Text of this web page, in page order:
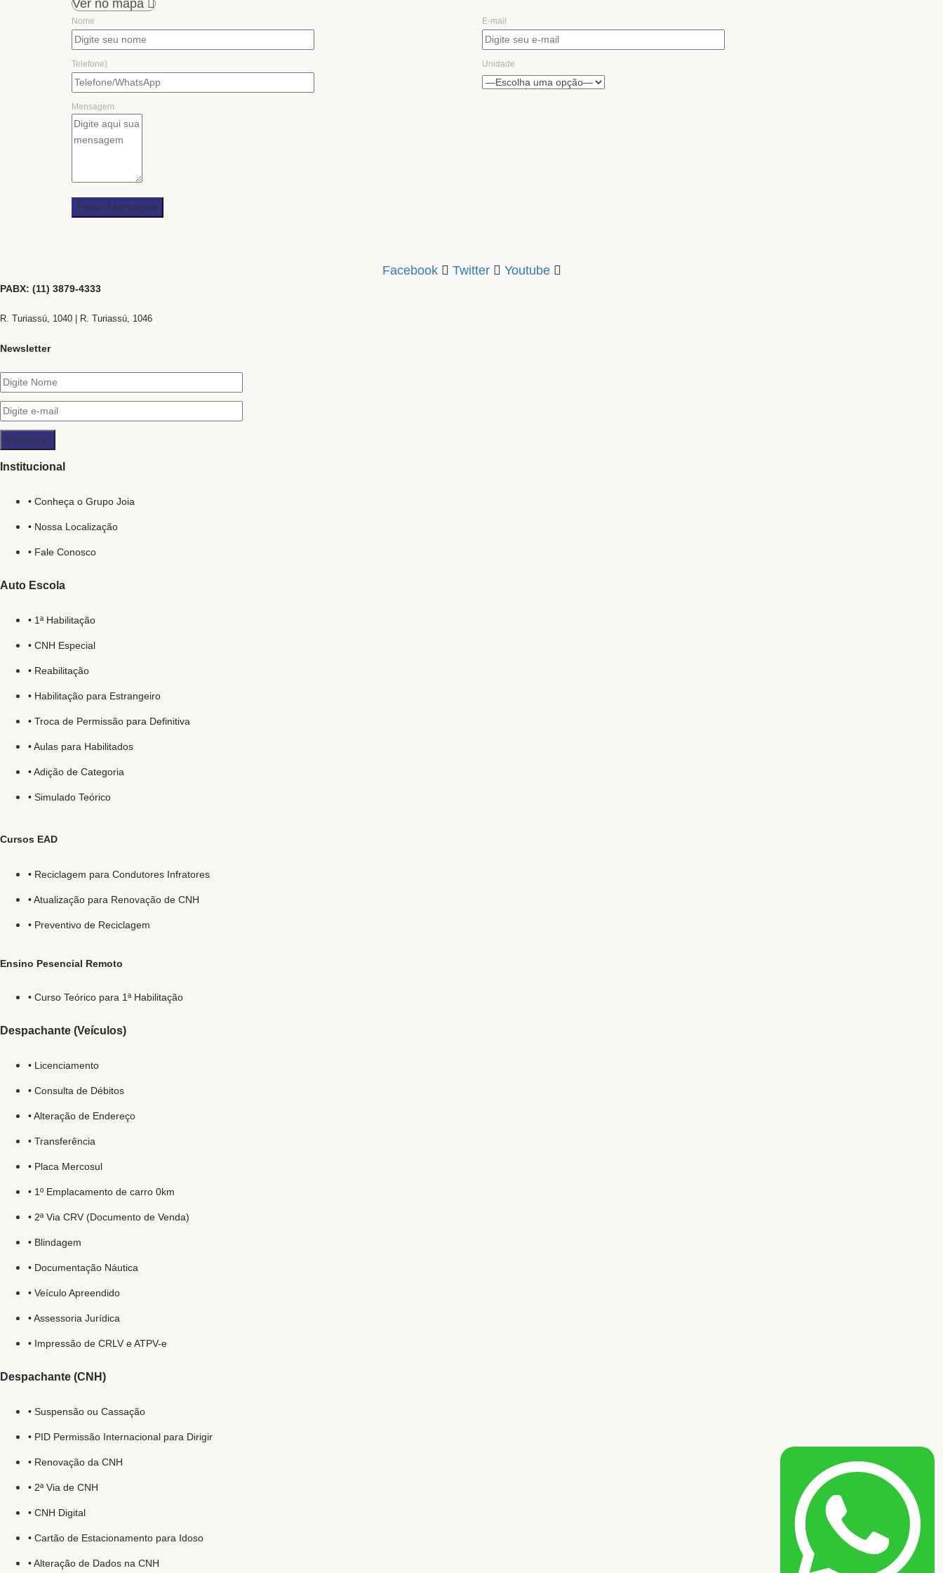
Ver no mapa
Nome E-mail
Telefone) Unidade
Mensagem
Facebook Twitter Youtube
PABX: (11) 3879-4333
R. Turiassú, 1040 | R. Turiassú, 1046
Newsletter
Institucional
• Conheça o Grupo Joia
• Nossa Localização
• Fale Conosco
Auto Escola
• 1ª Habilitação
• CNH Especial
• Reabilitação
• Habilitação para Estrangeiro
• Troca de Permissão para Definitiva
• Aulas para Habilitados
• Adição de Categoria
• Simulado Teórico
Cursos EAD
• Reciclagem para Condutores Infratores
• Atualização para Renovação de CNH
• Preventivo de Reciclagem
Ensino Pesencial Remoto
• Curso Teórico para 1ª Habilitação
Despachante (Veículos)
• Licenciamento
• Consulta de Débitos
• Alteração de Endereço
• Transferência
• Placa Mercosul
• 1º Emplacamento de carro 0km
• 2ª Via CRV (Documento de Venda)
• Blindagem
• Documentação Náutica
• Veículo Apreendido
• Assessoria Jurídica
• Impressão de CRLV e ATPV-e
Despachante (CNH)
• Suspensão ou Cassação
• PID Permissão Internacional para Dirigir
• Renovação da CNH
• 2ª Via de CNH
• CNH Digital
• Cartão de Estacionamento para Idoso
• Alteração de Dados na CNH